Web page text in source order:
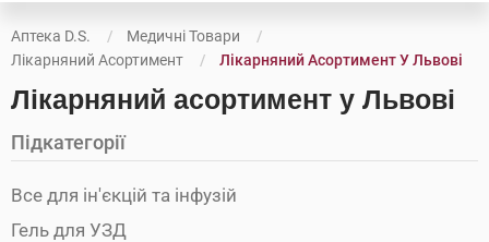
Аптека D.S.
Медичні Товари
Лікарняний Асортимент
Лікарняний Асортимент У Львові
Лікарняний асортимент у Львові
Підкатегорії
Все для ін'єкцій та інфузій
Гель для УЗД